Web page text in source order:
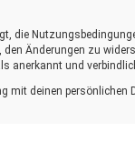
die
den Änderungen zu
anerkannt und
mit deinen persönlichen